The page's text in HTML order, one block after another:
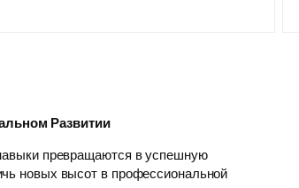
Развитии
превращаются в успешную
новых высот в профессиональной